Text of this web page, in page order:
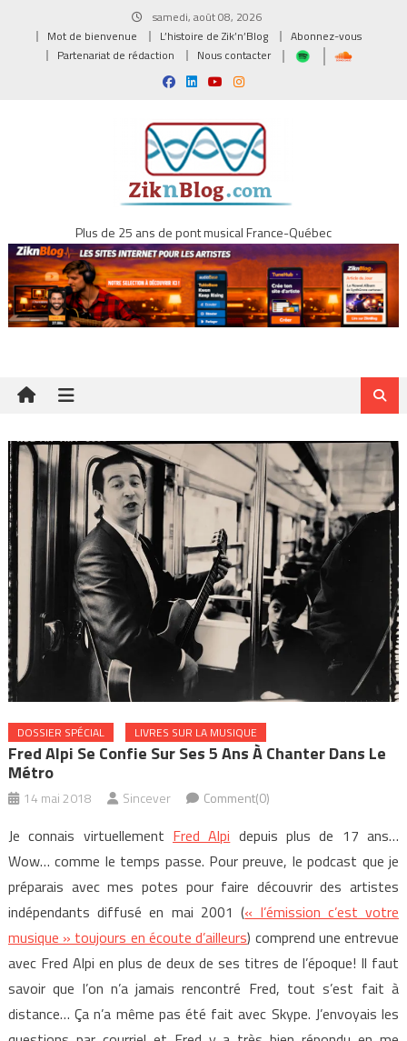
samedi, août 08, 2026
Mot de bienvenue
L’histoire de Zik’n’Blog
Abonnez-vous
Partenariat de rédaction
Nous contacter
Plus de 25 ans de pont musical France-Québec
DOSSIER SPÉCIAL LIVRES SUR LA MUSIQUE
Fred Alpi Se Confie Sur Ses 5 Ans À Chanter Dans Le
Métro
14 mai 2018 Sincever Comment(0)
Je connais virtuellement Fred Alpi depuis plus de 17 ans…
Wow… comme le temps passe. Pour preuve, le podcast que je
préparais avec mes potes pour faire découvrir des artistes
indépendants diffusé en mai 2001 (« l’émission c’est votre
musique » toujours en écoute d’ailleurs) comprend une entrevue
avec Fred Alpi en plus de deux de ses titres de l’époque! Il faut
savoir que l’on n’a jamais rencontré Fred, tout s’est fait à
distance… Ça n’a même pas été fait avec Skype. J’envoyais les